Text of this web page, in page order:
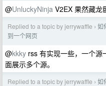
@UnluckyNinja V2EX 果然藏龙
Replied to a topic by jerrywaffle › 如
到一个网页
@kkky rss 有实现一些，一个源
面展示多个源。
Replied to a topic by jerrywaffle › 如